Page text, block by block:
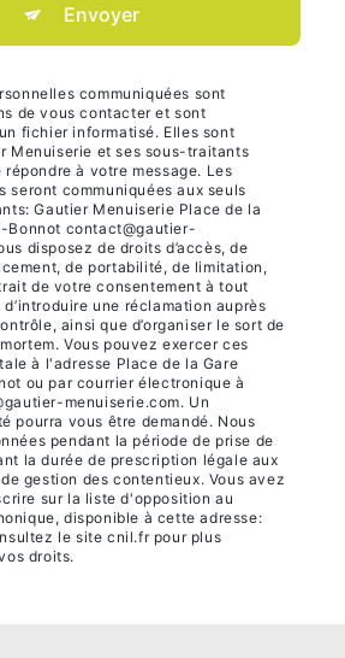
Envoyer
communiquées sont
de vous contacter et sont
fichier informatisé. Elles sont
Menuiserie et ses sous-traitants
à votre message. Les
seront communiquées aux seuls
Gautier Menuiserie Place de la
Bonnot contact@gautier-
disposez de droits d’accès, de
de portabilité, de limitation,
de votre consentement à tout
une réclamation auprès
ainsi que d’organiser le sort de
Vous pouvez exercer ces
à l'adresse Place de la Gare
ou par courrier électronique à
menuiserie.com. Un
pourra vous être demandé. Nous
pendant la période de prise de
la durée de prescription légale aux
gestion des contentieux. Vous avez
sur la liste d'opposition au
disponible à cette adresse:
le site cnil.fr pour plus
droits.